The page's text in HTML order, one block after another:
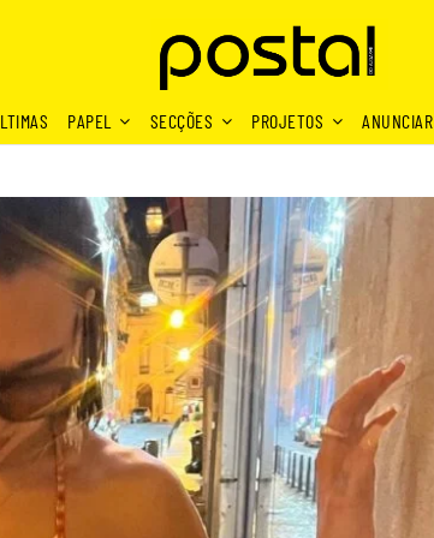
PAPEL SECÇÕES PROJETOS ANUNCIAR